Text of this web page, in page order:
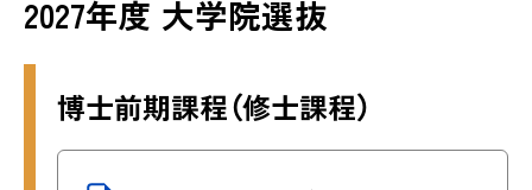
2027年度 大学院選抜
博士前期課程（修士課程）